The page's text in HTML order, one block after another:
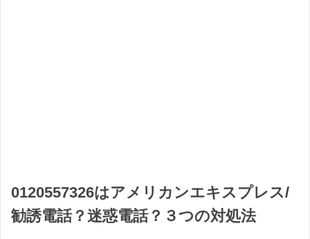
0120557326はアメリカンエキスプレス/
勧誘電話？迷惑電話？３つの対処法